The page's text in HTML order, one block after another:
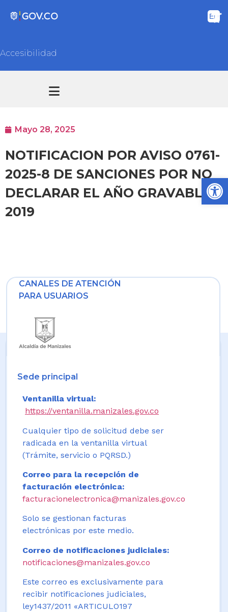
Accesibilidad
Mayo 28, 2025
NOTIFICACION POR AVISO 0761-
2025-8 DE SANCIONES POR NO
DECLARAR EL AÑO GRAVABLE
2019
CANALES DE ATENCIÓN
PARA USUARIOS
Sede principal
Ventanilla virtual:
https://ventanilla.manizales.gov.co
Cualquier tipo de solicitud debe ser
radicada en la ventanilla virtual
(Trámite, servicio o PQRSD.)
Correo para la recepción de
facturación electrónica:
facturacionelectronica@manizales.gov.co
Solo se gestionan facturas
electrónicas por este medio.
Correo de notificaciones judiciales:
notificaciones@manizales.gov.co
Este correo es exclusivamente para
recibir notificaciones judiciales,
ley1437/2011 «ARTICULO197